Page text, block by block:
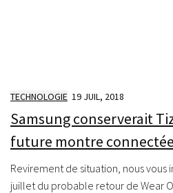
TECHNOLOGIE 19 JUIL, 2018
Samsung conserverait
future montre connectée
Revirement de situation, nous vous
juillet du probable retour de Wear